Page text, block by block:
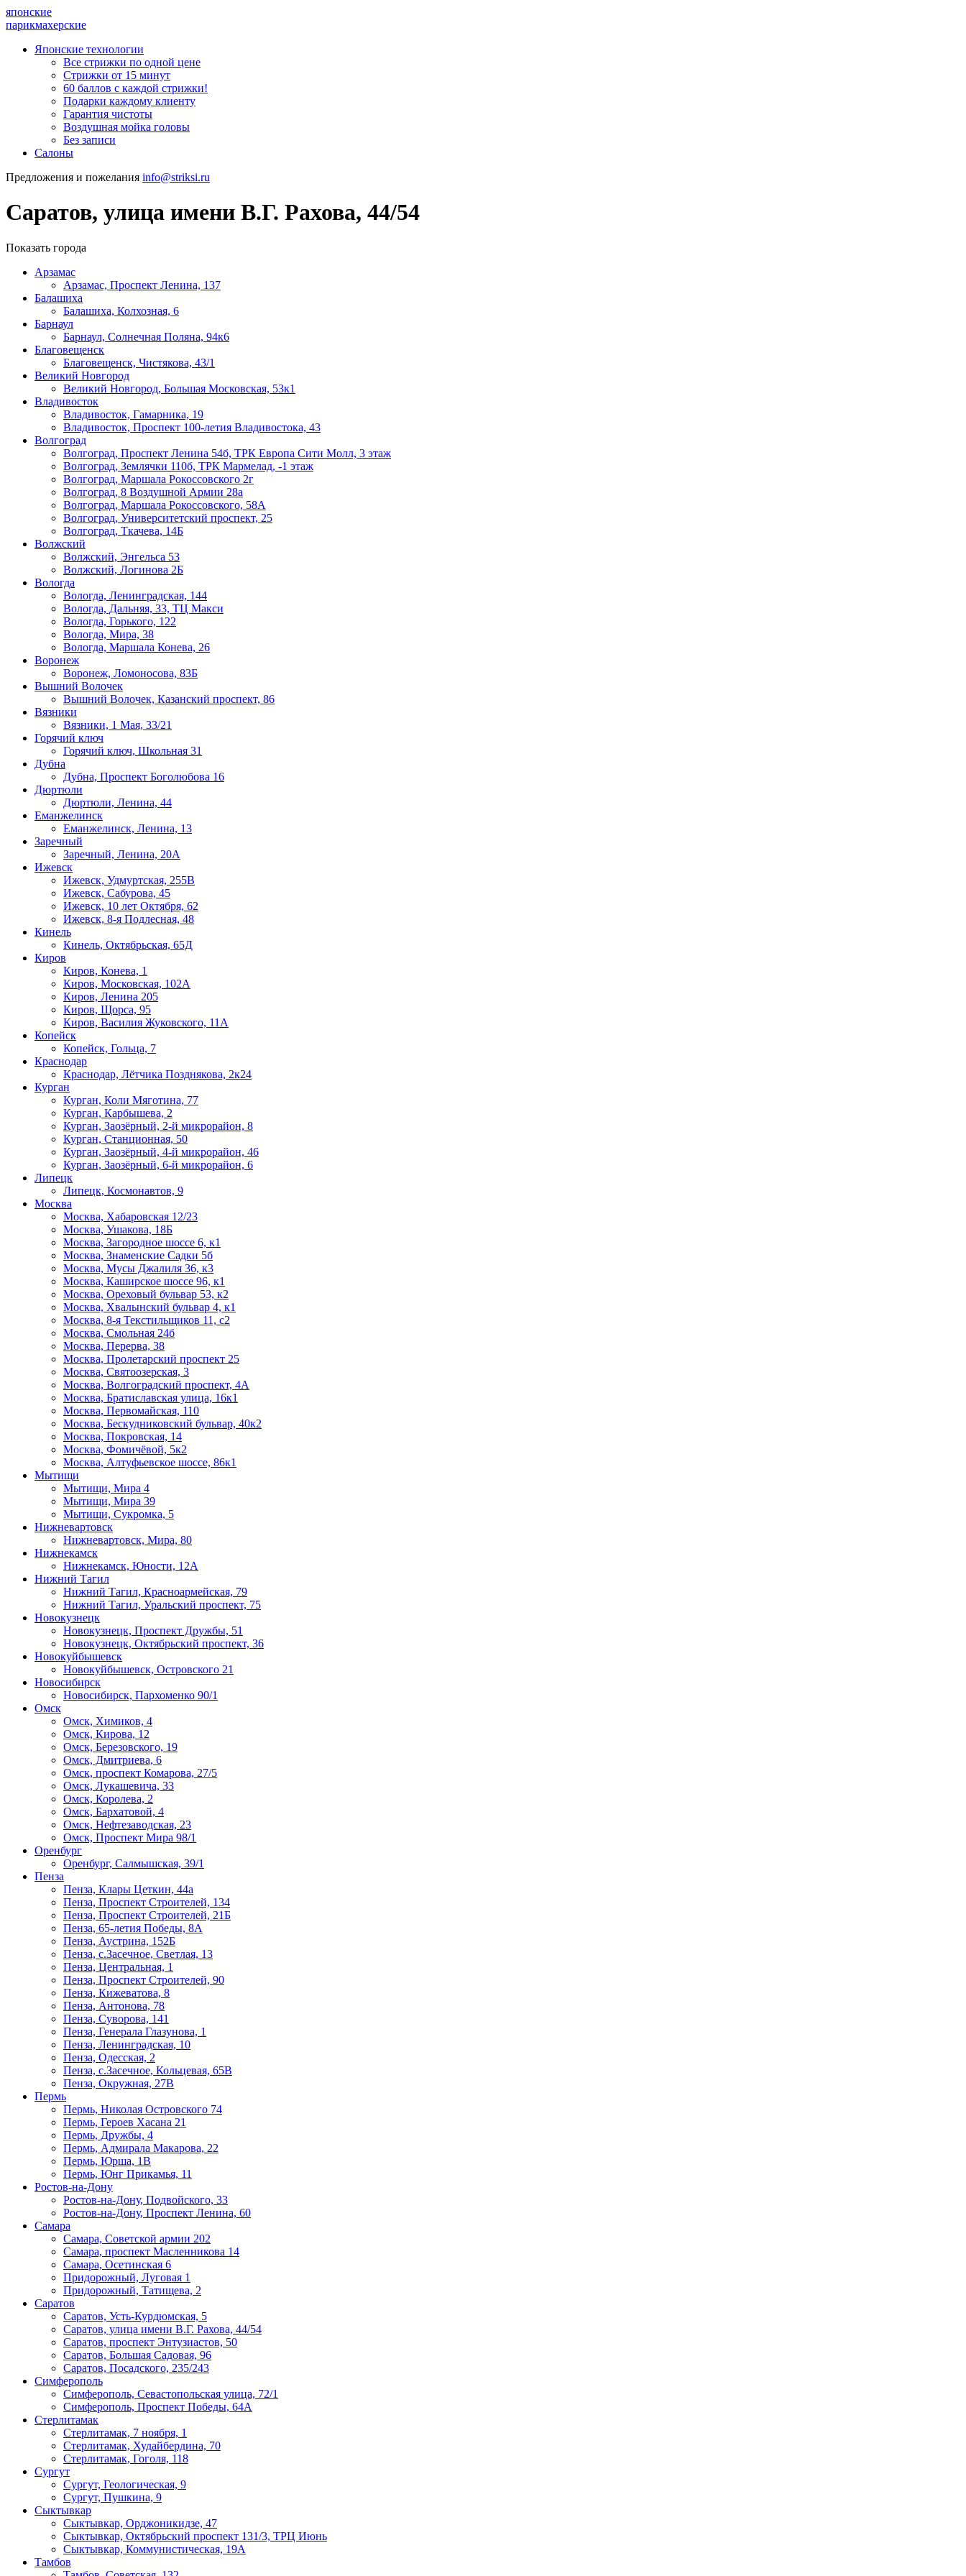
японские
парикмахерские
Японские технологии
Все стрижки по одной цене
Стрижки от 15 минут
60 баллов с каждой стрижки!
Подарки каждому клиенту
Гарантия чистоты
Воздушная мойка головы
Без записи
Салоны
Предложения и пожелания info@striksi.ru
Саратов, улица имени В.Г. Рахова, 44/54
Показать города
Арзамас
Арзамас, Проспект Ленина, 137
Балашиха
Балашиха, Колхозная, 6
Барнаул
Барнаул, Солнечная Поляна, 94к6
Благовещенск
Благовещенск, Чистякова, 43/1
Великий Новгород
Великий Новгород, Большая Московская, 53к1
Владивосток
Владивосток, Гамарника, 19
Владивосток, Проспект 100-летия Владивостока, 43
Волгоград
Волгоград, Проспект Ленина 54б, ТРК Европа Сити Молл, 3 этаж
Волгоград, Землячки 110б, ТРК Мармелад, -1 этаж
Волгоград, Маршала Рокоссовского 2г
Волгоград, 8 Воздушной Армии 28а
Волгоград, Маршала Рокоссовского, 58А
Волгоград, Университетский проспект, 25
Волгоград, Ткачева, 14Б
Волжский
Волжский, Энгельса 53
Волжский, Логинова 2Б
Вологда
Вологда, Ленинградская, 144
Вологда, Дальняя, 33, ТЦ Макси
Вологда, Горького, 122
Вологда, Мира, 38
Вологда, Маршала Конева, 26
Воронеж
Воронеж, Ломоносова, 83Б
Вышний Волочек
Вышний Волочек, Казанский проспект, 86
Вязники
Вязники, 1 Мая, 33/21
Горячий ключ
Горячий ключ, Школьная 31
Дубна
Дубна, Проспект Боголюбова 16
Дюртюли
Дюртюли, Ленина, 44
Еманжелинск
Еманжелинск, Ленина, 13
Заречный
Заречный, Ленина, 20А
Ижевск
Ижевск, Удмуртская, 255В
Ижевск, Сабурова, 45
Ижевск, 10 лет Октября, 62
Ижевск, 8-я Подлесная, 48
Кинель
Кинель, Октябрьская, 65Д
Киров
Киров, Конева, 1
Киров, Московская, 102А
Киров, Ленина 205
Киров, Щорса, 95
Киров, Василия Жуковского, 11А
Копейск
Копейск, Гольца, 7
Краснодар
Краснодар, Лётчика Позднякова, 2к24
Курган
Курган, Коли Мяготина, 77
Курган, Карбышева, 2
Курган, Заозёрный, 2-й микрорайон, 8
Курган, Станционная, 50
Курган, Заозёрный, 4-й микрорайон, 46
Курган, Заозёрный, 6-й микрорайон, 6
Липецк
Липецк, Космонавтов, 9
Москва
Москва, Хабаровская 12/23
Москва, Ушакова, 18Б
Москва, Загородное шоссе 6, к1
Москва, Знаменские Садки 5б
Москва, Мусы Джалиля 36, к3
Москва, Каширское шоссе 96, к1
Москва, Ореховый бульвар 53, к2
Москва, Хвалынский бульвар 4, к1
Москва, 8-я Текстильщиков 11, с2
Москва, Смольная 24б
Москва, Перерва, 38
Москва, Пролетарский проспект 25
Москва, Святоозерская, 3
Москва, Волгоградский проспект, 4А
Москва, Братиславская улица, 16к1
Москва, Первомайская, 110
Москва, Бескудниковский бульвар, 40к2
Москва, Покровская, 14
Москва, Фомичёвой, 5к2
Москва, Алтуфьевское шоссе, 86к1
Мытищи
Мытищи, Мира 4
Мытищи, Мира 39
Мытищи, Сукромка, 5
Нижневартовск
Нижневартовск, Мира, 80
Нижнекамск
Нижнекамск, Юности, 12А
Нижний Тагил
Нижний Тагил, ​Красноармейская, 79
Нижний Тагил, Уральский проспект, 75
Новокузнецк
Новокузнецк, Проспект Дружбы, 51
Новокузнецк, Октябрьский проспект, 36
Новокуйбышевск
Новокуйбышевск, Островского 21
Новосибирск
Новосибирск, Пархоменко 90/1
Омск
Омск, Химиков, 4
Омск, Кирова, 12
Омск, Березовского, 19
Омск, Дмитриева, 6
Омск, проспект Комарова, 27/5
Омск, Лукашевича, 33
Омск, Королева, 2
Омск, Бархатовой, 4
Омск, Нефтезаводская, 23
Омск, Проспект Мира 98/1
Оренбург
Оренбург, Салмышская, 39/1
Пенза
Пенза, Клары Цеткин, 44а
Пенза, Проспект Строителей, 134
Пенза, Проспект Строителей, 21Б
Пенза, 65-летия Победы, 8А
Пенза, Аустрина, 152Б
Пенза, с.Засечное, Светлая, 13
Пенза, Центральная, 1
Пенза, Проспект Строителей, 90
Пенза, Кижеватова, 8
Пенза, Антонова, 78
Пенза, Суворова, 141
Пенза, Генерала Глазунова, 1
Пенза, Ленинградская, 10
Пенза, Одесская, 2
Пенза, с.Засечное, Кольцевая, 65В
Пенза, Окружная, 27В
Пермь
Пермь, Николая Островского 74
Пермь, Героев Хасана 21
Пермь, Дружбы, 4
Пермь, Адмирала Макарова, 22
Пермь, Юрша, 1В
Пермь, Юнг Прикамья, 11
Ростов-на-Дону
Ростов-на-Дону, Подвойского, 33
Ростов-на-Дону, Проспект Ленина, 60
Самара
Самара, Советской армии 202
Самара, проспект Масленникова 14
Самара, Осетинская 6
Придорожный, Луговая 1
Придорожный, Татищева, 2
Саратов
Саратов, Усть-Курдюмская, 5
Саратов, улица имени В.Г. Рахова, 44/54
Саратов, проспект Энтузиастов, 50
​Саратов, Большая Садовая, 96
Саратов, Посадского, 235/243
Симферополь
Симферополь, Севастопольская улица, 72/1
Симферополь, Проспект Победы, 64А
Стерлитамак
Стерлитамак, 7 ноября, 1
Стерлитамак, Худайбердина, 70
Стерлитамак, Гоголя, 118
Сургут
Сургут, Геологическая, 9
Сургут, Пушкина, 9
Сыктывкар
Сыктывкар, Орджоникидзе, 47
Сыктывкар, Октябрьский проспект 131/3, ТРЦ Июнь
Сыктывкар, Коммунистическая, 19А
Тамбов